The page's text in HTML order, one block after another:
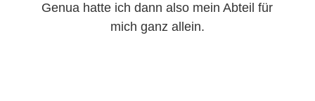
Genua hatte ich dann also mein Abteil für
mich ganz allein.